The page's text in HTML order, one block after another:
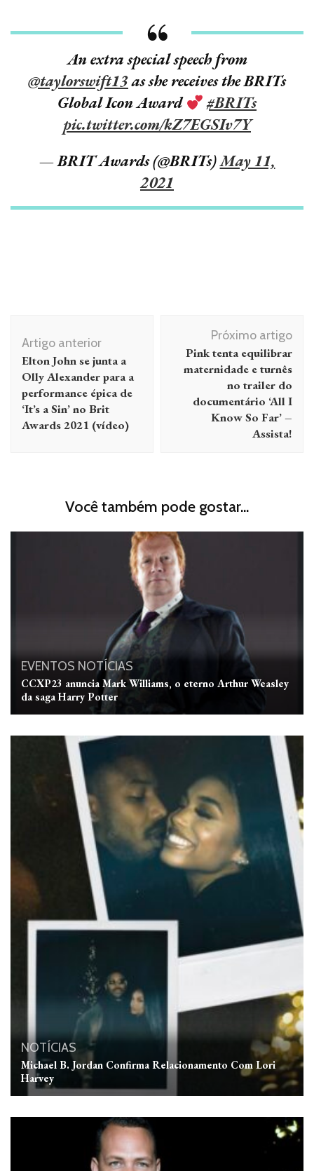
An extra special speech from
@taylorswift13as she receives the BRITs
Global Icon Award
#BRITs
pic.twitter.com/kZ7EGSIv7Y
— BRIT Awards (@BRITs)May 11,
2021
de
post
Artigo anterior
Elton John se junta a
Olly Alexander para a
performance épica de
‘It’s a Sin’ no Brit
Awards 2021 (vídeo)
Próximo artigo
Pink tenta equilibrar
maternidade e turnês
no trailer do
documentário ‘All I
Know So Far’ –
Assista!
Você também pode gostar...
EVENTOS NOTÍCIAS
CCXP23 anuncia Mark Williams, o eterno Arthur Weasley
da saga Harry Potter
NOTÍCIAS
Michael B. Jordan Confirma Relacionamento Com Lori
Harvey